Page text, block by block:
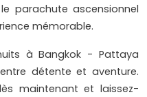
parachute ascensionnel
mémorable.
à Bangkok - Pattaya
détente et aventure.
maintenant et laissez-